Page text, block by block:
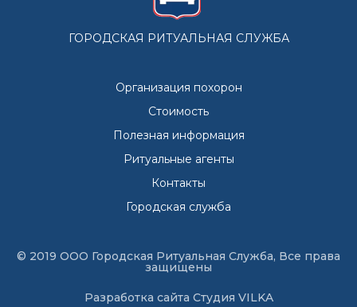
ГОРОДСКАЯ РИТУАЛЬНАЯ СЛУЖБА
Организация похорон
Стоимость
Полезная информация
Ритуальные агенты
Контакты
Городская служба
© 2019 ООО Городская Ритуальная Служба, Все права
защищены
Разработка сайта Студия VILKA